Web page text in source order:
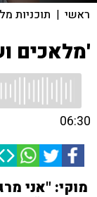
ראשי | תוכניות
'מלאכים
06:30
מוקי: "אני